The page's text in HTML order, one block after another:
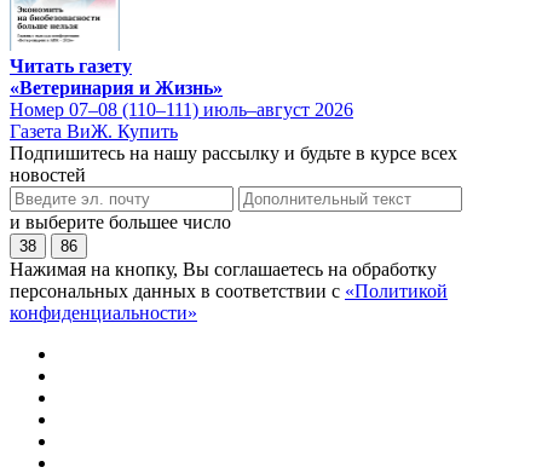
Читать газету
«Ветеринария и Жизнь»
Номер 07–08 (110–111) июль–август 2026
Газета ВиЖ. Купить
Подпишитесь на нашу рассылку и будьте в курсе всех
новостей
и выберите большее число
38 86
Нажимая на кнопку, Вы соглашаетесь на обработку
персональных данных в соответствии с «Политикой
конфиденциальности»